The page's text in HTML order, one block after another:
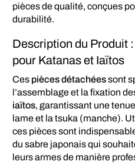
pièces de qualité, conçues
durabilité.
Description du Produit
pour Katanas et Iaïtos
Ces pièces détachéessont
l’assemblage et la fixation
iaïtos, garantissant une
lame et la tsuka (manche).
ces pièces sont
du sabre japonais qui
leurs armes de manière